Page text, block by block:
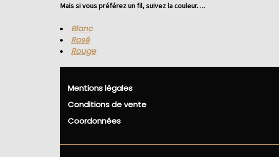
Mais si vous préférez un fil, suivez la couleur….
Blanc
Rosé
Rouge
Mentions légales
Conditions de vente
Coordonnées